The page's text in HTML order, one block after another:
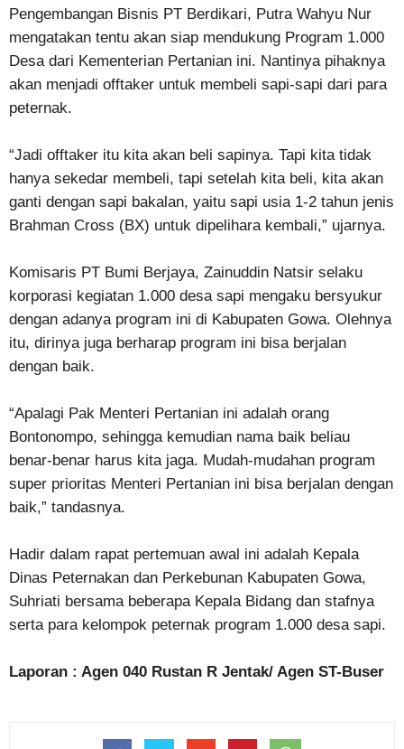
Pengembangan Bisnis PT Berdikari, Putra Wahyu Nur
mengatakan tentu akan siap mendukung Program 1.000
Desa dari Kementerian Pertanian ini. Nantinya pihaknya
akan menjadi offtaker untuk membeli sapi-sapi dari para
peternak.
“Jadi offtaker itu kita akan beli sapinya. Tapi kita tidak
hanya sekedar membeli, tapi setelah kita beli, kita akan
ganti dengan sapi bakalan, yaitu sapi usia 1-2 tahun jenis
Brahman Cross (BX) untuk dipelihara kembali,” ujarnya.
Komisaris PT Bumi Berjaya, Zainuddin Natsir selaku
korporasi kegiatan 1.000 desa sapi mengaku bersyukur
dengan adanya program ini di Kabupaten Gowa. Olehnya
itu, dirinya juga berharap program ini bisa berjalan
dengan baik.
“Apalagi Pak Menteri Pertanian ini adalah orang
Bontonompo, sehingga kemudian nama baik beliau
benar-benar harus kita jaga. Mudah-mudahan program
super prioritas Menteri Pertanian ini bisa berjalan dengan
baik,” tandasnya.
Hadir dalam rapat pertemuan awal ini adalah Kepala
Dinas Peternakan dan Perkebunan Kabupaten Gowa,
Suhriati bersama beberapa Kepala Bidang dan stafnya
serta para kelompok peternak program 1.000 desa sapi.
Laporan : Agen 040 Rustan R Jentak/ Agen ST-Buser